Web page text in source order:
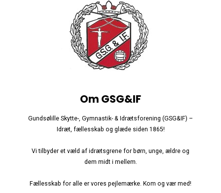
Om GSG&IF
Gundsølille Skytte-, Gymnastik- & Idrætsforening (GSG&IF) –
Idræt, fællesskab og glæde siden 1865!
Vi tilbyder et væld af idrætsgrene for børn, unge, ældre og
dem midt i mellem.
Fællesskab for alle er vores pejlemærke. Kom og vær med!